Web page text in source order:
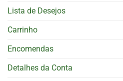
Lista de Desejos
Carrinho
Encomendas
Detalhes da Conta